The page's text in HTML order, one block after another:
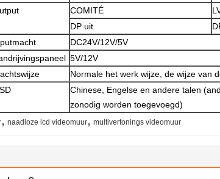
COMITÉ
DP uit
DC24V/12V/5V
5V/12V
Normale het werk wijze, de wijze van
Chinese, Engelse en andere talen
zonodig worden toegevoegd)
, naadloze lcd videomuur, multivertonings videomuur